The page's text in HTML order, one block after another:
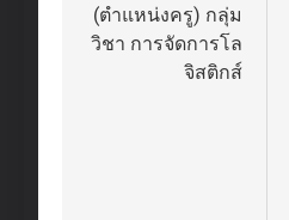
(ตำแหน่งครู) กลุ่ม
วิชา การจัดการโล
จิสติกส์